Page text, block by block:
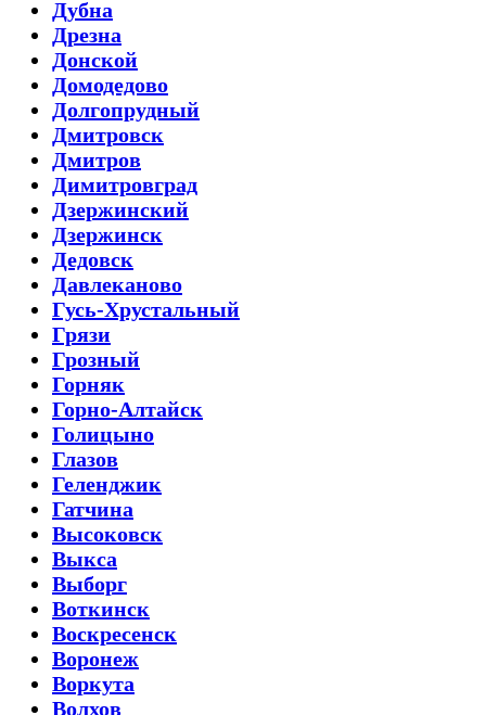
Дубна
Дрезна
Донской
Домодедово
Долгопрудный
Дмитровск
Дмитров
Димитровград
Дзержинский
Дзержинск
Дедовск
Давлеканово
Гусь-Хрустальный
Грязи
Грозный
Горняк
Горно-Алтайск
Голицыно
Глазов
Геленджик
Гатчина
Высоковск
Выкса
Выборг
Воткинск
Воскресенск
Воронеж
Воркута
Волхов